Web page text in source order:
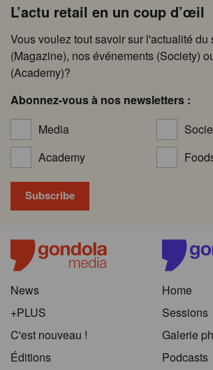
L’actu retail en un coup d’œil
Vous voulez tout savoir sur l'actualité du
(Magazine), nos événements (Society)
(Academy)?
Abonnez-vous à nos newsletters :
Media
Academy
News
+PLUS
C'est nouveau !
Éditions
Home
Sessions
Galerie
Podcasts